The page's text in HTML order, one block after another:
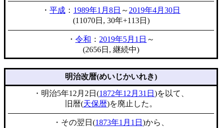
・ 平成 ： 1989年1月8日 ～ 2019年4月30日
(11070日, 30年+113日)
・ 令和 ： 2019年5月1日 ～
(2656日, 継続中)
明治改暦(めいじかいれき)
・明治5年12月2日(1872年12月31日 )を以て、
旧暦(天保暦)を廃止した。
・その翌日(1873年1月1日 )から、